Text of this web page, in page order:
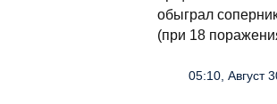
обыграл
(при 18
05:10, Август